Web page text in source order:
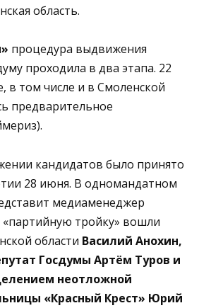
область.
процедура выдвижения
проходила в два этапа. 22
в том числе и в Смоленской
предварительное
кандидатов было принято
28 июня. В одномандатном
медиаменеджер
«партийную тройку» вошли
области Василий Анохин,
Госдумы Артём Туров и
неотложной
«Красный Крест» Юрий